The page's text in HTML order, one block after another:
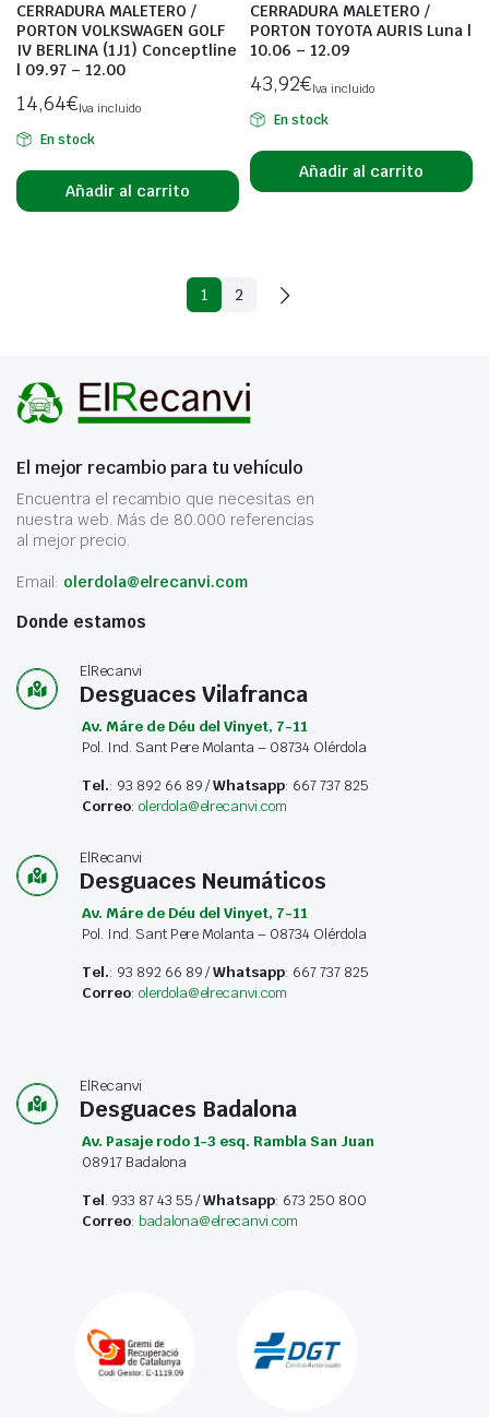
CERRADURA MALETERO /
PORTON VOLKSWAGEN GOLF
IV BERLINA (1J1) Conceptline
| 09.97 – 12.00
14,64€Iva incluido
En stock
Añadir al carrito
CERRADURA MALETERO /
PORTON TOYOTA AURIS Luna |
10.06 – 12.09
43,92€Iva incluido
En stock
Añadir al carrito
1 2
El mejor recambio para tu vehículo
Encuentra el recambio que necesitas en
nuestra web. Más de 80.000 referencias
al mejor precio.
Email: olerdola@elrecanvi.com
Donde estamos
ElRecanvi
Desguaces Vilafranca
Av. Máre de Déu del Vinyet, 7-11
Pol. Ind. Sant Pere Molanta – 08734 Olérdola
Tel.: 93 892 66 89 /Whatsapp: 667 737 825
Correo: olerdola@elrecanvi.com
ElRecanvi
Desguaces Neumáticos
Av. Máre de Déu del Vinyet, 7-11
Pol. Ind. Sant Pere Molanta – 08734 Olérdola
Tel.: 93 892 66 89 /Whatsapp: 667 737 825
Correo: olerdola@elrecanvi.com
ElRecanvi
Desguaces Badalona
Av. Pasaje rodo 1-3 esq. Rambla San Juan
08917 Badalona
Tel. 933 87 43 55 /Whatsapp: 673 250 800
Correo: badalona@elrecanvi.com